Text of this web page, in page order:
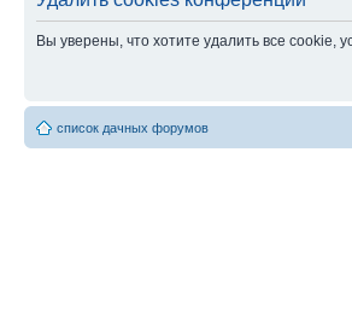
Вы уверены, что хотите удалить все
список дачных форумов